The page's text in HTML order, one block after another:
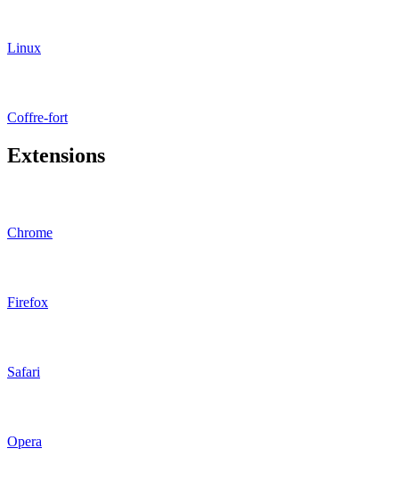
Linux
Coffre-fort
Extensions
Chrome
Firefox
Safari
Opera